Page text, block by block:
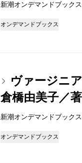
新潮オンデマンドブッ
オンデマンドブックス
ヴァージニア
倉橋由美子／著
新潮オンデマンドブッ
オンデマンドブックス